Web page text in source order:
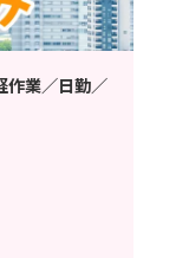
作業／日勤／